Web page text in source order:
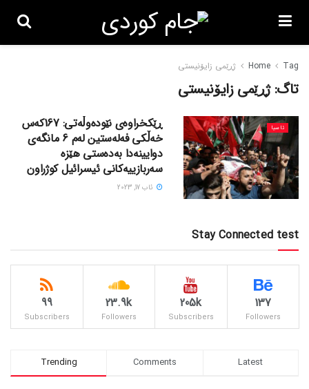
Home Tag ژڕێمی زایۆنیستی
تاگ:ژڕێمی زایۆنیستی
ئاسیا
ڕێکخراوەی نێودەوڵەتی: 167کەس
خەڵکی فەلەستین لەم 6 مانگەی
دوایینەدا بەدەستی هێزە
سەربازییەکانی ئیسرائیل کوژراون
ئاب 17, 2023
Stay Connected test
137
Followers
205k
Subscribers
23.9k
Followers
99
Subscribers
Trending Comments Latest